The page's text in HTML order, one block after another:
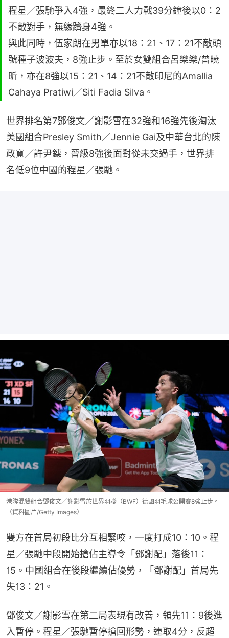
程星／張馳爭入4強，最終二人力戰39分鐘後以0：2
不敵對手，無緣躋身4強。
與此同時，伍家朗在男單亦以18：21、17：21不敵頭
號種子波波夫，8強止步。至於女雙組合呂樂樂/曾曉
昕，亦在8強以15：21、14：21不敵印尼的Amallia
Cahaya Pratiwi／Siti Fadia Silva。
世界排名第7鄧俊文／謝影雪在32強和16強先後淘汰
美國組合Presley Smith／Jennie Gai及中華台北的陳
政寬／許尹鏸，晉級8強後面對從未交過手，世界排
名低9位中國的程星／張馳。
港隊混雙組合鄧俊文／謝影雪於世界羽聯（BWF）德國羽毛球公開賽8強止步。
（資料圖片/Getty Images）
雙方在首局初段比分互相緊咬，一度打成10：10。程
星／張馳中段開始搶佔主導令「鄧謝配」落後11：
15。中國組合在後段繼續佔優勢，「鄧謝配」首局先
失13：21。
鄧俊文／謝影雪在第二局表現有改善，領先11：9後進
入暫停。程星／張馳暫停搶回形勢，連取4分，反超